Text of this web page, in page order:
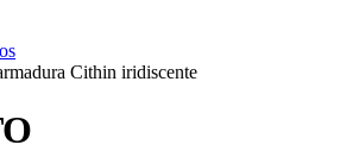
Cithin iridiscente